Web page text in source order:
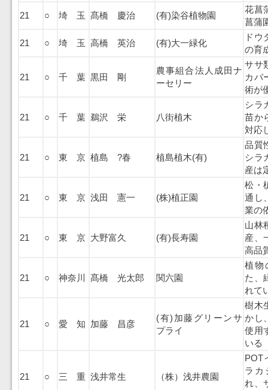
21 ○ 埼 玉 髙橋 慶治 (有)染谷植物園
花菖
菖蒲
21 ○ 埼 玉 高橋 英治 (有)大一緑化
ドウ
の育
21 ○ 千 葉 黒田 剛
農事組合法人成田ナ
ーセリー
ササ
カバ
術が
21 ○ 千 葉 鵜沢 栄 八街植木
シラ
苗か
対応
21 ○ 東 京 植島 ?春 植島植木(有)
品質
シラ
産は
21 ○ 東 京 浅田 憲一 (株)植正園
松・
通し
業の
21 ○ 東 京 大野富久 (有)長寿園
山林
産、
高品
21 ○ 神奈川 髙橋 光太郎 関六園
植物
た、
れて
21 ○ 愛 知 加藤 昌彦
(有)加藤グリーンサ
プライ
樹木
かし
使用
いる
21 ○ 三 重 浅井常生 （株）浅井農園
POT
ラカ
れ、